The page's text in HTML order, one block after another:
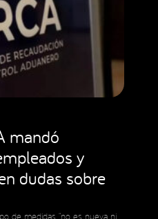
mandó
y
dudas sobre
de medidas “no es nueva ni